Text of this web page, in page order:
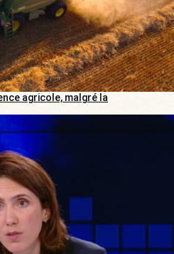
agricole, malgré la